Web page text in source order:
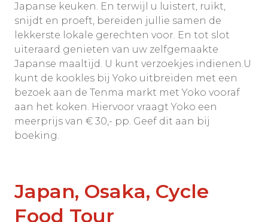
Japanse keuken. En terwijl u luistert, ruikt,
snijdt en proeft, bereiden jullie samen de
lekkerste lokale gerechten voor. En tot slot
uiteraard genieten van uw zelfgemaakte
Japanse maaltijd. U kunt verzoekjes indienen.U
kunt de kookles bij Yoko uitbreiden met een
bezoek aan de Tenma markt met Yoko vooraf
aan het koken. Hiervoor vraagt Yoko een
meerprijs van € 30,- pp. Geef dit aan bij
boeking.
Japan, Osaka, Cycle
Food Tour